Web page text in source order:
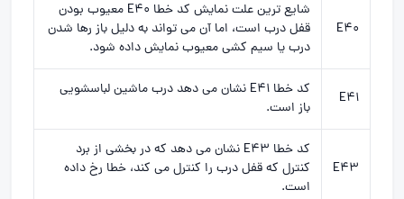
E40
شایع ترین علت نمایش کد خطا E40 معیوب بودن
قفل درب است، اما آن می تواند به دلیل باز رها شدن
درب یا سیم کشی معیوب نمایش داده شود.
E41
کد خطا E41 نشان می دهد درب ماشین لباسشویی
باز است.
E43
کد خطا E43 نشان می دهد که در بخشی از برد
کنترل که قفل درب را کنترل می کند، خطا رخ داده
است.